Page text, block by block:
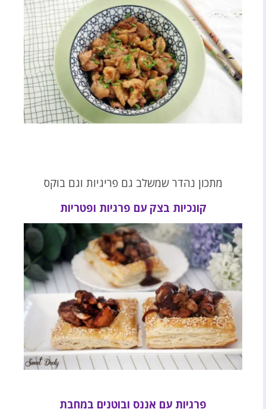
מתכון נהדר שמשלב גם פריגיות וגם בוקס
קונכיות בצק עם פרגיות ופטריות
פרגיות עם אננס ובוטנים במחבת